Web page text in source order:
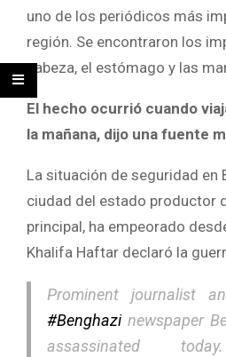
uno de los periódicos más
región. Se encontraron los
cabeza, el estómago y las
El hecho ocurrió cuando
la mañana, dijo una fuente
La situación de seguridad en
ciudad del estado productor
principal, ha empeorado
Khalifa Haftar declaró la
Prominent journalist
#Benghazinewspaper
assassinated